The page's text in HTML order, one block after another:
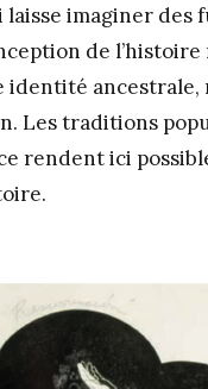
laisse imaginer des
de l’histoire
identité ancestrale,
Les traditions
rendent ici